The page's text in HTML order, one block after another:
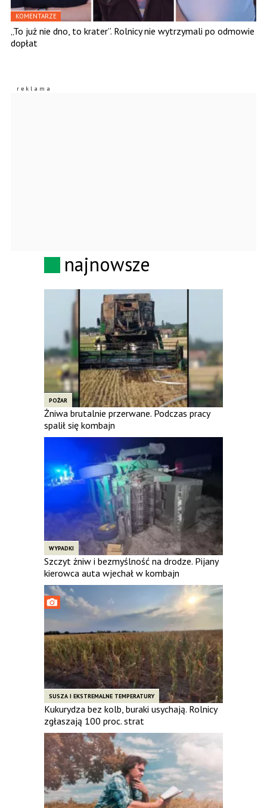
KOMENTARZE
„To już nie dno, to krater”. Rolnicy nie wytrzymali po odmowie
dopłat
najnowsze
POŻAR
Żniwa brutalnie przerwane. Podczas pracy
spalił się kombajn
WYPADKI
Szczyt żniw i bezmyślność na drodze. Pijany
kierowca auta wjechał w kombajn
SUSZA I EKSTREMALNE TEMPERATURY
Kukurydza bez kolb, buraki usychają. Rolnicy
zgłaszają 100 proc. strat